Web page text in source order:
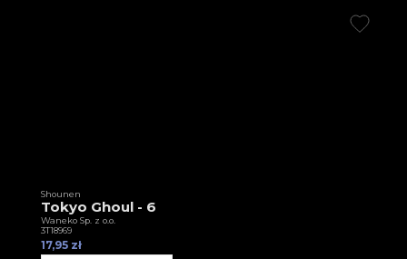
Shounen
Tokyo Ghoul - 6
Waneko Sp. z o.o.
3T18969
17,95 zł